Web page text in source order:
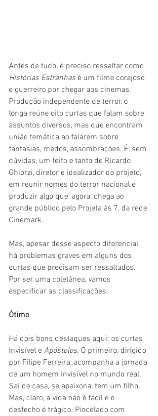
Antes de tudo, é preciso ressaltar como
Histórias Estranhas é um filme corajoso
e guerreiro por chegar aos cinemas.
Produção independente de terror, o
longa reúne oito curtas que falam sobre
assuntos diversos, mas que encontram
união temática ao falarem sobre
fantasias, medos, assombrações. É, sem
dúvidas, um feito e tanto de Ricardo
Ghiorzi, diretor e idealizador do projeto,
em reunir nomes do terror nacional e
produzir algo que, agora, chega ao
grande público pelo Projeta às 7, da rede
Cinemark.
Mas, apesar desse aspecto diferencial,
há problemas graves em alguns dos
curtas que precisam ser ressaltados.
Por ser uma coletânea, vamos
especificar as classificações:
Ótimo
Há dois bons destaques aqui: os curtas
Invisível e Apóstolos. O primeiro, dirigido
por Filipe Ferreira, acompanha a jornada
de um homem invisível no mundo real.
Sai de casa, se apaixona, tem um filho.
Mas, claro, a vida não é fácil e o
desfecho é trágico. Pincelado com